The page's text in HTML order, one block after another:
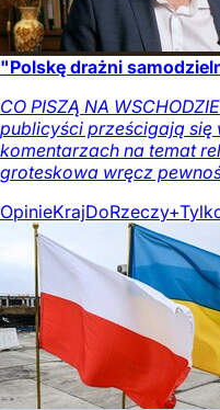
"Polskę drażni
CO PISZĄ NA
publicyści prześcigają
komentarzach na temat
groteskowa wręcz
OpinieKrajDoRzeczy+